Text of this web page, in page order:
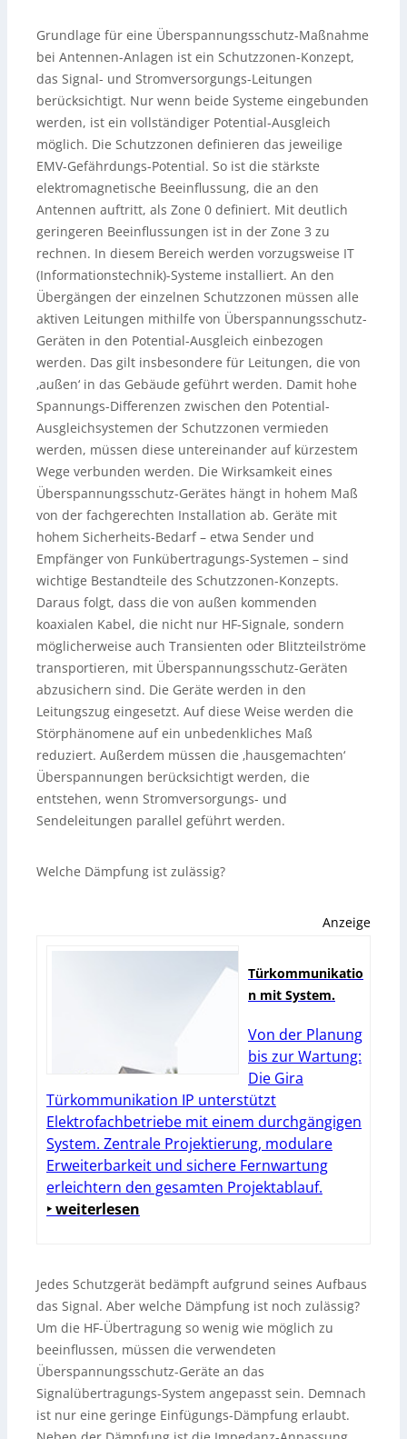
Grundlage für eine Überspannungsschutz-Maßnahme
bei Antennen-Anlagen ist ein Schutzzonen-Konzept,
das Signal- und Stromversorgungs-Leitungen
berücksichtigt. Nur wenn beide Systeme eingebunden
werden, ist ein vollständiger Potential-Ausgleich
möglich. Die Schutzzonen definieren das jeweilige
EMV-Gefährdungs-Potential. So ist die stärkste
elektromagnetische Beeinflussung, die an den
Antennen auftritt, als Zone 0 definiert. Mit deutlich
geringeren Beeinflussungen ist in der Zone 3 zu
rechnen. In diesem Bereich werden vorzugsweise IT
(Informationstechnik)-Systeme installiert. An den
Übergängen der einzelnen Schutzzonen müssen alle
aktiven Leitungen mithilfe von Überspannungsschutz-
Geräten in den Potential-Ausgleich einbezogen
werden. Das gilt insbesondere für Leitungen, die von
‚außen‘ in das Gebäude geführt werden. Damit hohe
Spannungs-Differenzen zwischen den Potential-
Ausgleichsystemen der Schutzzonen vermieden
werden, müssen diese untereinander auf kürzestem
Wege verbunden werden. Die Wirksamkeit eines
Überspannungsschutz-Gerätes hängt in hohem Maß
von der fachgerechten Installation ab. Geräte mit
hohem Sicherheits-Bedarf – etwa Sender und
Empfänger von Funkübertragungs-Systemen – sind
wichtige Bestandteile des Schutzzonen-Konzepts.
Daraus folgt, dass die von außen kommenden
koaxialen Kabel, die nicht nur HF-Signale, sondern
möglicherweise auch Transienten oder Blitzteilströme
transportieren, mit Überspannungsschutz-Geräten
abzusichern sind. Die Geräte werden in den
Leitungszug eingesetzt. Auf diese Weise werden die
Störphänomene auf ein unbedenkliches Maß
reduziert. Außerdem müssen die ‚hausgemachten‘
Überspannungen berücksichtigt werden, die
entstehen, wenn Stromversorgungs- und
Sendeleitungen parallel geführt werden.
Welche Dämpfung ist zulässig?
Anzeige
Türkommunikatio
n mit System.
Von der Planung
bis zur Wartung:
Die Gira
Türkommunikation IP unterstützt
Elektrofachbetriebe mit einem durchgängigen
System. Zentrale Projektierung, modulare
Erweiterbarkeit und sichere Fernwartung
erleichtern den gesamten Projektablauf.
‣ weiterlesen
Jedes Schutzgerät bedämpft aufgrund seines Aufbaus
das Signal. Aber welche Dämpfung ist noch zulässig?
Um die HF-Übertragung so wenig wie möglich zu
beeinflussen, müssen die verwendeten
Überspannungsschutz-Geräte an das
Signalübertragungs-System angepasst sein. Demnach
ist nur eine geringe Einfügungs-Dämpfung erlaubt.